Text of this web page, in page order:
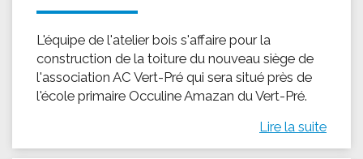
L'équipe de l'atelier bois s'affaire pour la
construction de la toiture du nouveau siège de
l'association AC Vert-Pré qui sera situé près de
l'école primaire Occuline Amazan du Vert-Pré.
Lire la suite